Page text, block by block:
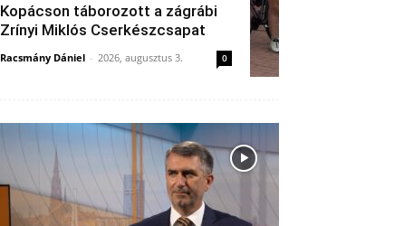
Kopácson táborozott a zágrábi
Zrínyi Miklós Cserkészcsapat
Racsmány Dániel - 2026, augusztus 3. 0